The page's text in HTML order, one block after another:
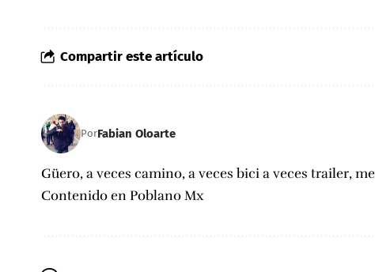
Compartir este artículo
PorFabian Oloarte
Güero, a veces camino, a veces bici a veces trailer,
Contenido en Poblano Mx